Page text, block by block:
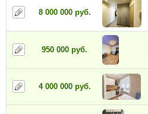
8 000 000 руб.
950 000 руб.
4 000 000 руб.